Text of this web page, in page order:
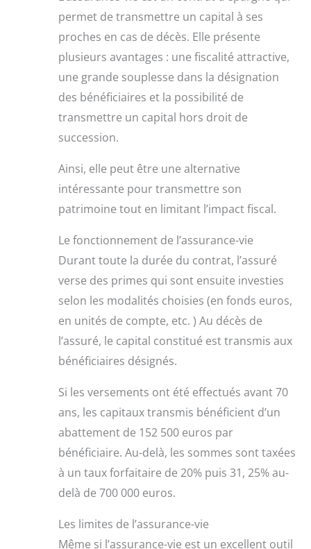
permet de transmettre un capital à ses
proches en cas de décès. Elle présente
plusieurs avantages : une fiscalité attractive,
une grande souplesse dans la désignation
des bénéficiaires et la possibilité de
transmettre un capital hors droit de
succession.
Ainsi, elle peut être une alternative
intéressante pour transmettre son
patrimoine tout en limitant l’impact fiscal.
Le fonctionnement de l’assurance-vie
Durant toute la durée du contrat, l’assuré
verse des primes qui sont ensuite investies
selon les modalités choisies (en fonds euros,
en unités de compte, etc. ) Au décès de
l’assuré, le capital constitué est transmis aux
bénéficiaires désignés.
Si les versements ont été effectués avant 70
ans, les capitaux transmis bénéficient d’un
abattement de 152 500 euros par
bénéficiaire. Au-delà, les sommes sont taxées
à un taux forfaitaire de 20% puis 31, 25% au-
delà de 700 000 euros.
Les limites de l’assurance-vie
Même si l’assurance-vie est un excellent outil